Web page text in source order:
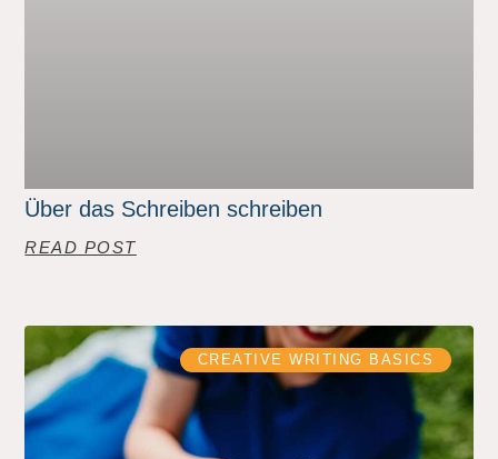
Über das Schreiben schreiben
READ POST
CREATIVE WRITING BASICS